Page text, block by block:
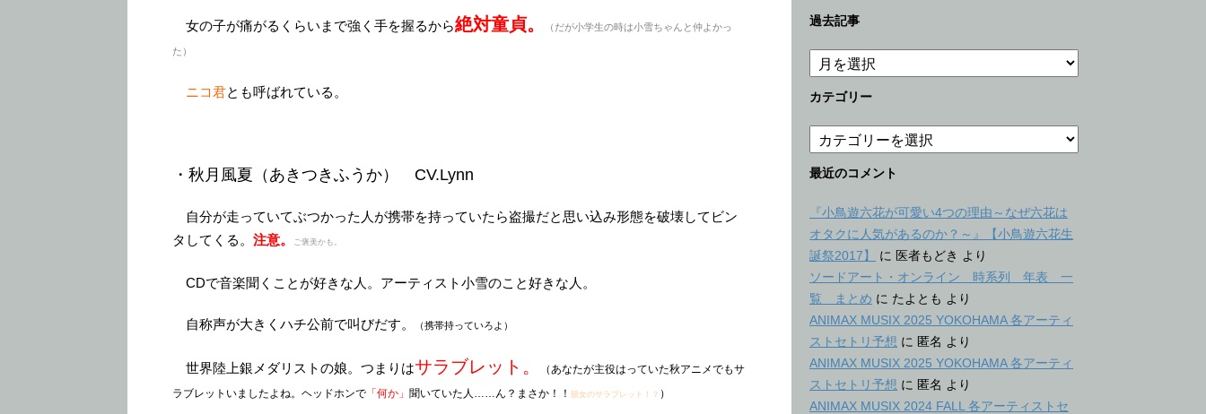
女の子が痛がるくらいまで強く手を握るから絶対童貞。 （だが小学生の時は小雪ちゃんと仲よかっ
た）
ニコ君とも呼ばれている。
・秋月風夏（あきつきふうか） CV.Lynn
自分が走っていてぶつかった人が携帯を持っていたら盗撮だと思い込み形態を破壊してビン
タしてくる。 注意。 ご褒美かも。
CDで音楽聞くことが好きな人。アーティスト小雪のこと好きな人。
自称声が大きくハチ公前で叫びだす。 （携帯持っていろよ）
世界陸上銀メダリストの娘。つまりはサラブレット。
（あなたが主役はっていた秋アニメでもサ
ラブレットいましたよね。ヘッドホンで 「何か」 聞いていた人……ん？まさか！！ 競女のサラブレット！？ ）
過去記事
過
去
記
カテゴリー
テ
ゴ
ー
最近のコメント
『小鳥遊六花が可愛い4つの理由～なぜ六花は
オタクに人気があるのか？～』【小鳥遊六花生
誕祭2017】
に 医者もどき より
ソードアート・オンライン 時系列 年表 一
覧 まとめ に たよとも より
ANIMAX MUSIX 2025 YOKOHAMA 各アーティ
ストセトリ予想 に 匿名 より
ANIMAX MUSIX 2025 YOKOHAMA 各アーティ
ストセトリ予想 に 匿名 より
ANIMAX MUSIX 2024 FALL 各アーティストセ